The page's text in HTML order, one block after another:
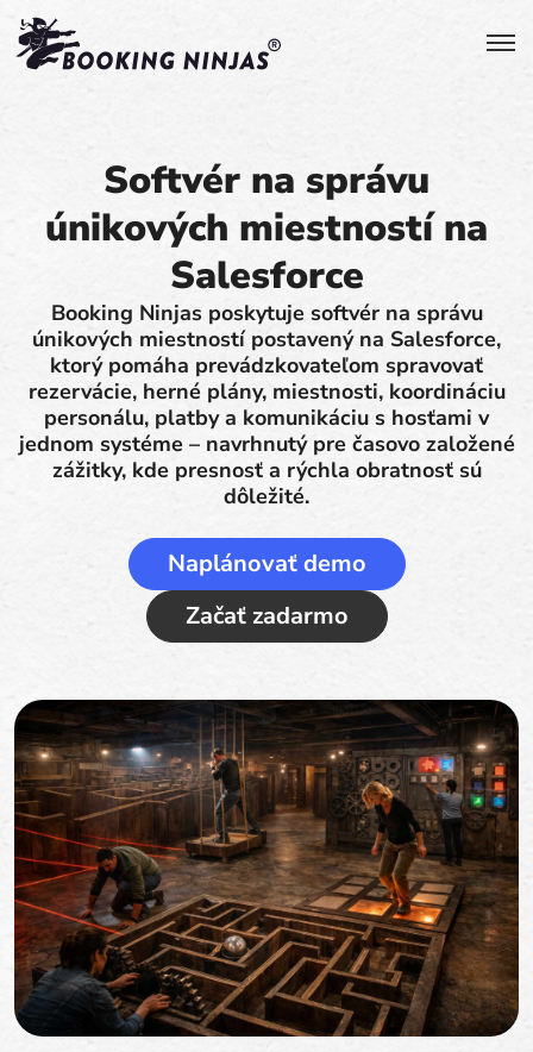
Softvér na správu
únikových miestností na
Salesforce
Booking Ninjas poskytuje softvér na správu
únikových miestností postavený na Salesforce,
ktorý pomáha prevádzkovateľom spravovať
rezervácie, herné plány, miestnosti, koordináciu
personálu, platby a komunikáciu s hosťami v
jednom systéme – navrhnutý pre časovo založené
zážitky, kde presnosť a rýchla obratnosť sú
dôležité.
Naplánovať demo
Začať zadarmo